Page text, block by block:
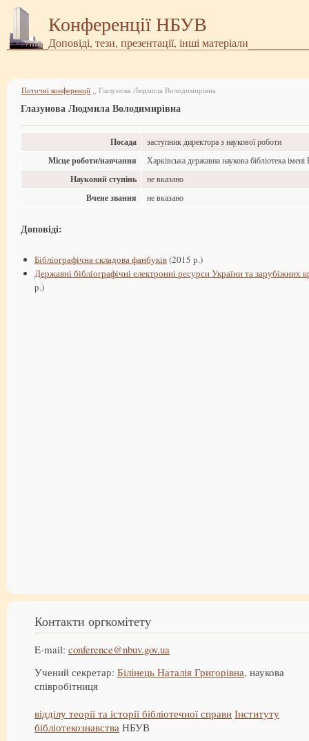
Конференції НБУВ
Доповіді, тези, презентації, інші матеріали
Поточні конференції » Глазунова Людмила Володимирівна
Глазунова Людмила Володимирівна
Посада заступник директора з наукової роботи
Місце роботи/навчання Харківська державна наукова бібліотека
Науковий ступінь не вказано
Вчене звання не вказано
Доповіді:
Бібліографічна складова фанбуків(2015 р.)
Державні бібліографічні електронні ресурси України та зарубіжних
р.)
Контакти оргкомітету
E-mail: conference@nbuv.gov.ua
Учений секретар: Білінець Наталія Григорівна, наукова
співробітниця
відділу теорії та історії бібліотечної справи Інституту
бібліотекознавства НБУВ